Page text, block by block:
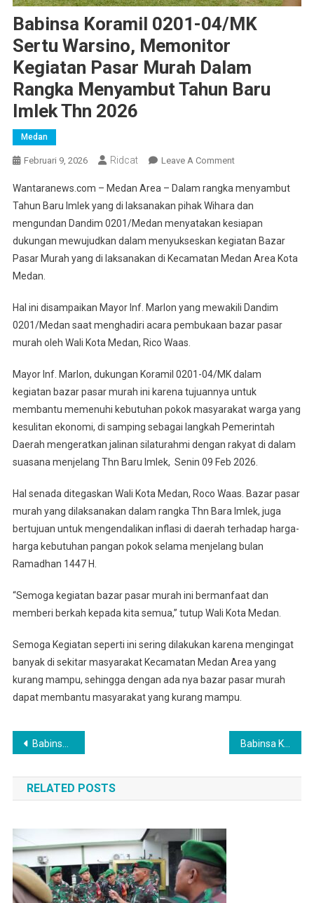
Babinsa Koramil 0201-04/MK
Sertu Warsino, Memonitor
Kegiatan Pasar Murah Dalam
Rangka Menyambut Tahun Baru
Imlek Thn 2026
Medan
Februari 9, 2026 Ridcat Leave A CommentOn
Koramil
0201-
04/MK
Sertu
Warsino,
Pasar
Murah
Menyambut
Tahun
2026
Wantaranews.com – Medan Area – Dalam rangka menyambut
Tahun Baru Imlek yang di laksanakan pihak Wihara dan
mengundan Dandim 0201/Medan menyatakan kesiapan
dukungan mewujudkan dalam menyukseskan kegiatan Bazar
Pasar Murah yang di laksanakan di Kecamatan Medan Area Kota
Medan.
Hal ini disampaikan Mayor Inf. Marlon yang mewakili Dandim
0201/Medan saat menghadiri acara pembukaan bazar pasar
murah oleh Wali Kota Medan, Rico Waas.
Mayor Inf. Marlon, dukungan Koramil 0201-04/MK dalam
kegiatan bazar pasar murah ini karena tujuannya untuk
membantu memenuhi kebutuhan pokok masyarakat warga yang
kesulitan ekonomi, di samping sebagai langkah Pemerintah
Daerah mengeratkan jalinan silaturahmi dengan rakyat di dalam
suasana menjelang Thn Baru Imlek, Senin 09 Feb 2026.
Hal senada ditegaskan Wali Kota Medan, Roco Waas. Bazar pasar
murah yang dilaksanakan dalam rangka Thn Bara Imlek, juga
bertujuan untuk mengendalikan inflasi di daerah terhadap harga-
harga kebutuhan pangan pokok selama menjelang bulan
Ramadhan 1447 H.
“Semoga kegiatan bazar pasar murah ini bermanfaat dan
memberi berkah kepada kita semua,” tutup Wali Kota Medan.
Semoga Kegiatan seperti ini sering dilakukan karena mengingat
banyak di sekitar masyarakat Kecamatan Medan Area yang
kurang mampu, sehingga dengan ada nya bazar pasar murah
dapat membantu masyarakat yang kurang mampu.
Navigasi
pos
Babinsa Koramil 0201-11/ Medan Deli Sambangi Warga Binaan
RELATED POSTS